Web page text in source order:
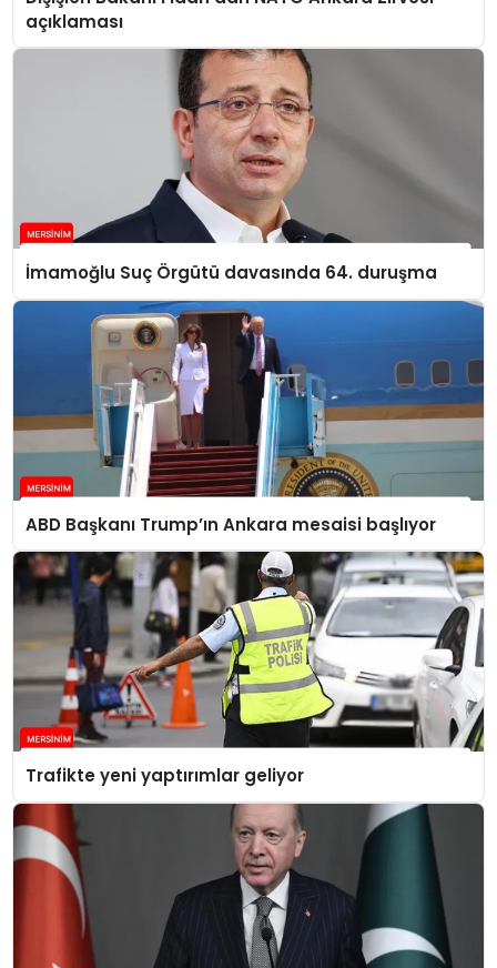
açıklaması
İmamoğlu Suç Örgütü davasında 64. duruşma
ABD Başkanı Trump’ın Ankara mesaisi başlıyor
Trafikte yeni yaptırımlar geliyor